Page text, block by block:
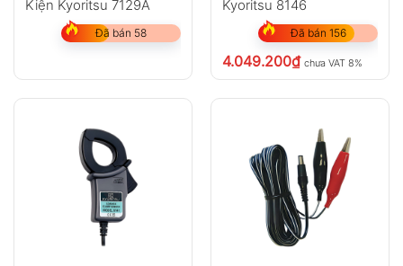
Kiện Kyoritsu 7129A
Đã bán 58
Kyoritsu 8146
Đã bán 156
4.049.200₫ chưa VAT 8%